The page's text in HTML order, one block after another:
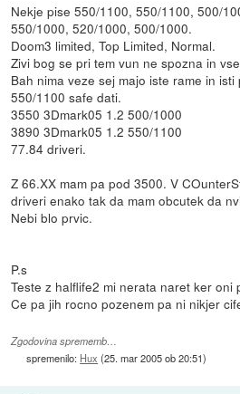
Nekje pise 550/1100, 550/1100, 500/
550/1000, 520/1000, 500/1000.
Doom3 limited, Top Limited, Normal.
Zivi bog se pri tem vun ne spozna in
Bah nima veze sej majo iste rame in
550/1100 safe dati.
3550 3Dmark05 1.2 500/1000
3890 3Dmark05 1.2 550/1100
77.84 driveri.
Z 66.XX mam pa pod 3500. V
driveri enako tak da mam obcutek da
Nebi blo prvic.
P.s
Teste z halflife2 mi nerata naret ker oni
Ce pa jih rocno pozenem pa ni nikjer
Zgodovina sprememb…
spremenilo: Hux (25. mar 2005 ob 20:51)